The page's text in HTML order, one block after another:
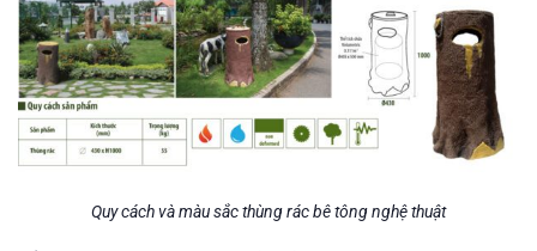
Quy cách và màu sắc thùng rác bê tông nghệ thuật